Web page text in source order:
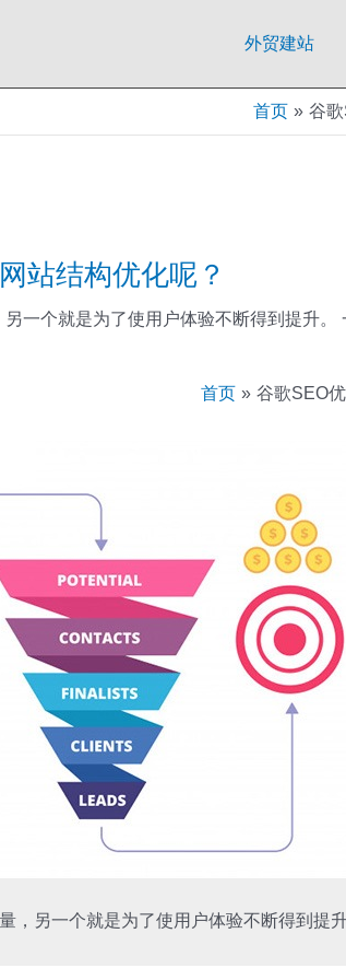
外贸建站
首页 谷
站结构优化呢？
一个就是为了使用户体验不断得到提升
首页
谷歌SEO
，另一个就是为了使用户体验不断得到提